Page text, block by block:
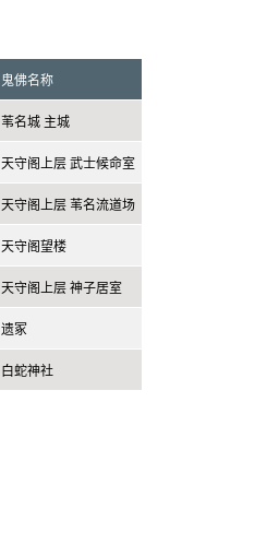
鬼佛名称
苇名城 主城
天守阁上层 武士候命室
天守阁上层 苇名流道场
天守阁望楼
天守阁上层 神子居室
遗冢
白蛇神社